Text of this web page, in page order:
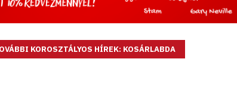
KOROSZTÁLYOS HÍREK: KOSÁRLABDA